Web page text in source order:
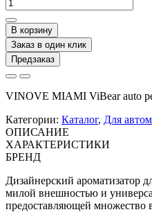
В корзину
Заказ в один клик
Предзаказ
VINOVE MIAMI ViBear auto
Категории: Каталог, Для
ОПИСАНИЕ
ХАРАКТЕРИСТИКИ
БРЕНД
Дизайнерский ароматизатор
милой внешностью и
предоставляющей множество